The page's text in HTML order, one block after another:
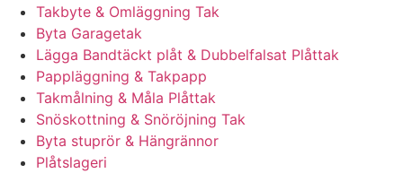
Takbyte & Omläggning Tak
Byta Garagetak
Lägga Bandtäckt plåt & Dubbelfalsat Plåttak
Pappläggning & Takpapp
Takmålning & Måla Plåttak
Snöskottning & Snöröjning Tak
Byta stuprör & Hängrännor
Plåtslageri